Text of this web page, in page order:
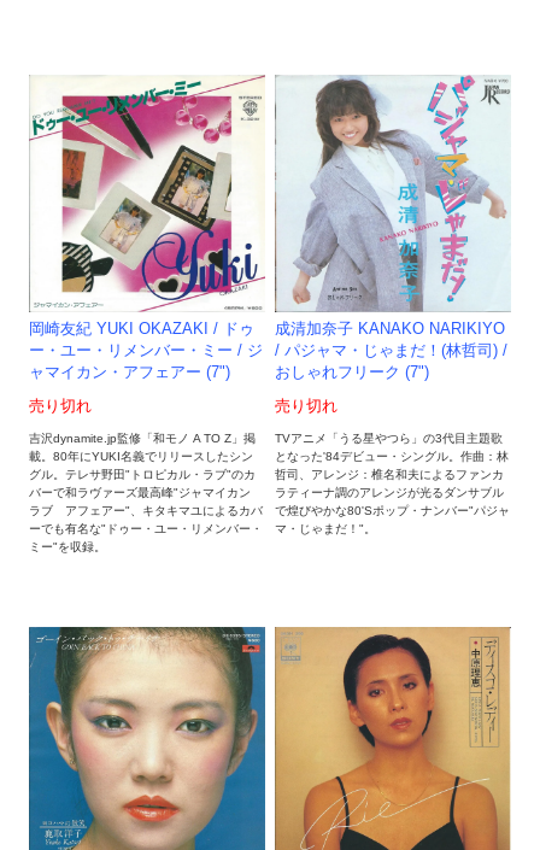
岡崎友紀 YUKI OKAZAKI / ドゥ
ー・ユー・リメンバー・ミー / ジ
ャマイカン・アフェアー (7")
売り切れ
吉沢dynamite.jp監修「和モノ A TO Z」掲
載。80年にYUKI名義でリリースしたシン
グル。テレサ野田"トロピカル・ラブ"のカ
バーで和ラヴァーズ最高峰"ジャマイカン
ラブ アフェアー"、キタキマユによるカバ
ーでも有名な"ドゥー・ユー・リメンバー・
ミー"を収録。
成清加奈子 KANAKO NARIKIYO
/ パジャマ・じゃまだ！(林哲司) /
おしゃれフリーク (7")
売り切れ
TVアニメ「うる星やつら」の3代目主題歌
となった'84デビュー・シングル。作曲：林
哲司、アレンジ：椎名和夫によるファンカ
ラティーナ調のアレンジが光るダンサブル
で煌びやかな80'Sポップ・ナンバー"パジャ
マ・じゃまだ！"。